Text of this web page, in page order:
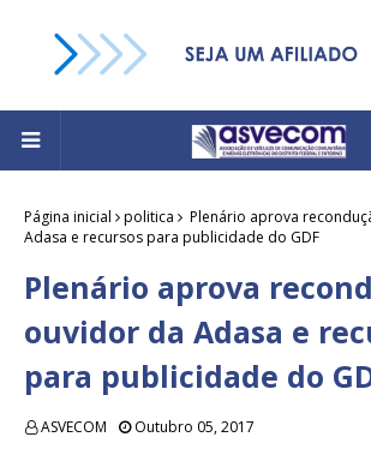
Página inicial politica
Plenário aprova
Adasa e recursos para publicidade do GDF
Plenário aprova
ouvidor da Adasa e
para publicidade do
ASVECOM Outubro 05, 2017